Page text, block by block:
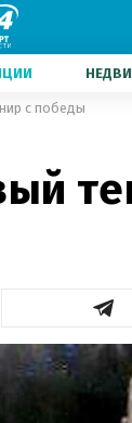
с победы